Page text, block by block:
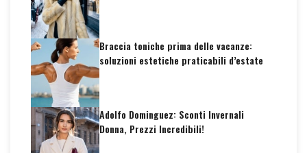
Braccia toniche prima delle vacanze:
soluzioni estetiche praticabili d’estate
Adolfo Dominguez: Sconti Invernali
Donna, Prezzi Incredibili!